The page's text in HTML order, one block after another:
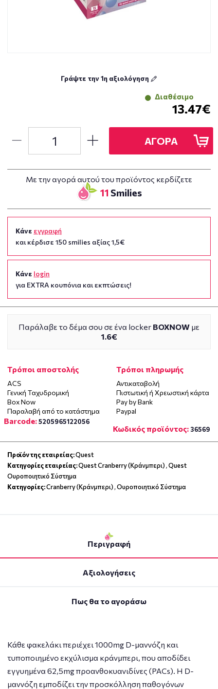
Γράψτε την 1η αξιολόγηση
Διαθέσιμο
13.47€
ΑΓΟΡΑ
Με την αγορά αυτού του προϊόντος κερδίζετε
11 Smilies
Κάνε εγγραφή
και κέρδισε 150 smilies αξίας 1,5€
Κάνε login
για EXTRA κουπόνια και εκπτώσεις!
Παράλαβε το δέμα σου σε ένα locker BOXNOW με
1.6€
Τρόποι αποστολής
ACS
Γενική Ταχυδρομική
Box Now
Παραλαβή από το κατάστημα
Τρόποι πληρωμής
Αντικαταβολή
Πιστωτική ή Χρεωστική κάρτα
Pay by Bank
Paypal
Barcode:5205965122056
Κωδικός προϊόντος: 36569
Προϊόν της εταιρείας:Quest
Κατηγορίες εταιρείας:Quest Cranberry (Κράνμπερι),Quest
Ουροποιητικό Σύστημα
Κατηγορίες:Cranberry (Κράνμπερι),Ουροποιητικό Σύστημα
Περιγραφή
Αξιολογήσεις
Πως θα το αγοράσω
Κάθε φακελάκι περιέχει 1000mg D-μαννόζη και
τυποποιημένο εκχύλισμα κράνμπερι, που αποδίδει
εγγυημένα 62,5mg προανθοκυανιδίνες (PACs). Η D-
μαννόζη εμποδίζει την προσκόλληση παθογόνων